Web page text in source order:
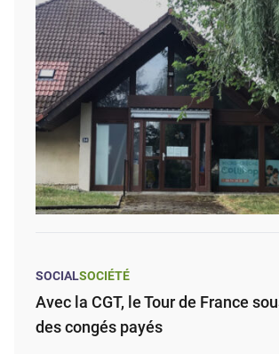
SOCIALSOCIÉTÉ
Avec la CGT, le Tour de France
des congés payés